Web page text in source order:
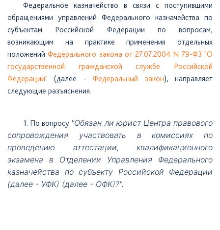
Федеральное
казначейство в связи с поступившими
обращениями управлений Федерального казначейства по
субъектам Российской Федерации по вопросам,
возникающим на практике применения отдельных
положенийФедерального закона от 27.07.2004 N 79-ФЗ "О
государственной гражданской службе Российской
Федерации" (далее -Федеральный закон), направляет
следующие разъяснения.
1. По вопросу "Обязан ли юрист Центра правового
сопровождения участвовать в комиссиях по
проведению аттестации, квалификационного
экзамена в Отделении Управления Федерального
казначейства по субъекту Российской Федерации
(далее - УФК) (далее - ОФК)?".